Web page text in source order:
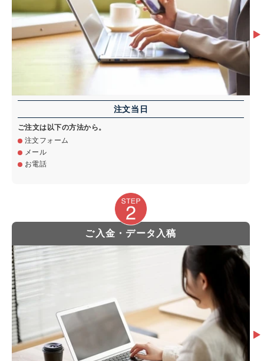
注文当日
ご注文は以下の方法から。
注文フォーム
メール
お電話
ご入金・データ入稿